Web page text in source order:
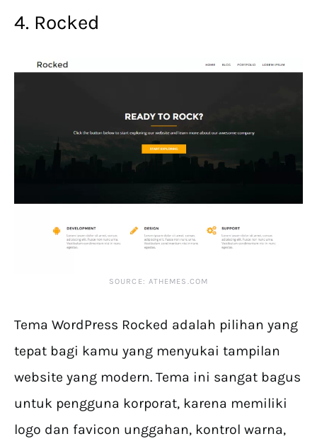
4. Rocked
SOURCE: ATHEMES.COM
Tema WordPress Rocked adalah pilihan yang
tepat bagi kamu yang menyukai tampilan
website yang modern. Tema ini sangat bagus
untuk pengguna korporat, karena memiliki
logo dan favicon unggahan, kontrol warna,